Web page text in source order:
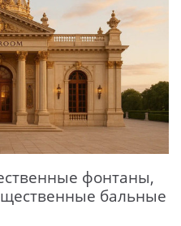
фонтаны,
бальные